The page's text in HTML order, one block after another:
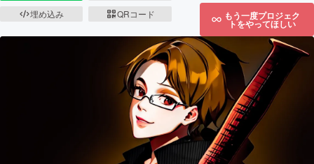
埋め込み
QRコード もう一度プロジェク
トをやってほしい